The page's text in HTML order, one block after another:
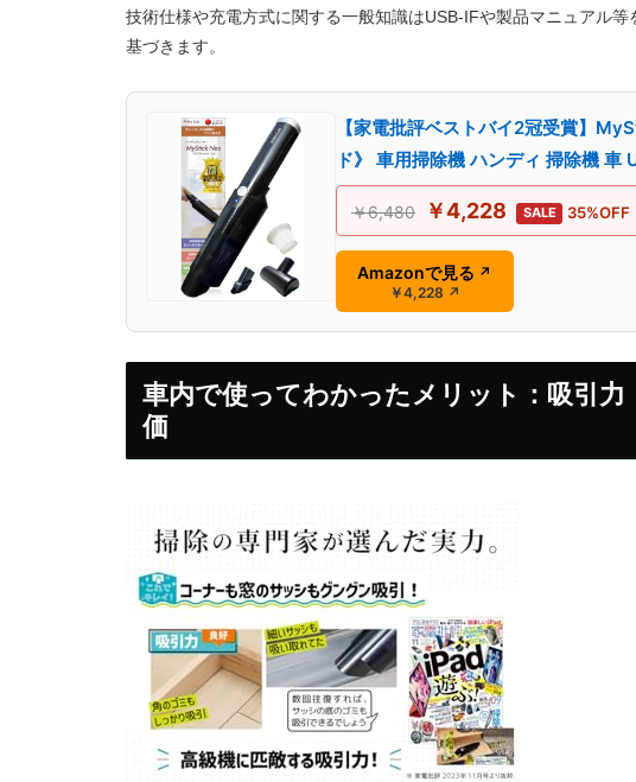
技術仕様や充電方式に関する一般知識はUSB-IFや製品マニュアル
基づきます。
【家電批評ベストバイ2冠受賞】
ド》 車用掃除機 ハンディ 掃除機
￥6,480 ￥4,228 SALE 35%OFF
Amazonで見る ↗
￥4,228 ↗
車内で使ってわかったメリット：吸引
価